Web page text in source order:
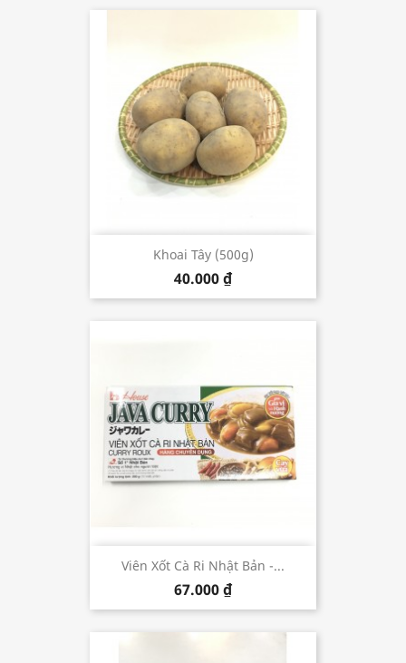
Khoai Tây (500g)
40.000 ₫
Viên Xốt Cà Ri Nhật Bản -...
67.000 ₫